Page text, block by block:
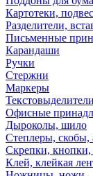
Картотеки,
Разделители,
Письменные
Карандаши
Ручки
Стержни
Маркеры
Текстовыделители
Офисные
Дыроколы, шило
Степлеры, скобы,
Скрепки,
Клей, клейкая